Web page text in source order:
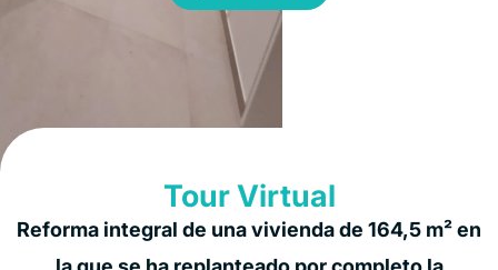
Tour Virtual
Reforma integral de una vivienda de 164,5 m² en